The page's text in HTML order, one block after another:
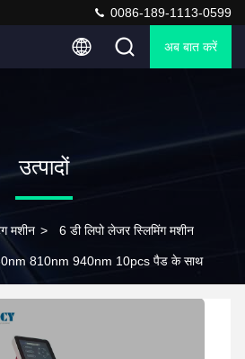
0086-189-1113-0599
अब बात करें
उत्पादों
मशीन > 6 डी लिपो लेजर स्लिमिंग मशीन
810nm 940nm 10pcs पैड के साथ